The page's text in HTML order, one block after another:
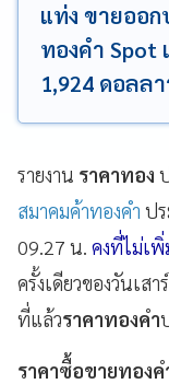
แท่ง ขายออ
ทองคำ Spot
1,924 ดอลล
รายงาน ราคาทอง
สมาคมค้าทองคำ ป
09.27 น. คงที่ไม่เ
ครั้งเดียวของวันเ
ที่แล้วราคาทองคำ
ราคาซื้อขายทองคํ